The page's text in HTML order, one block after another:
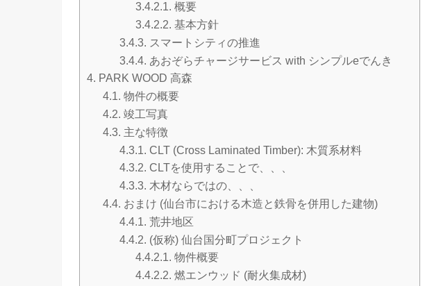
3.4.2.1. 概要
3.4.2.2. 基本方針
3.4.3. スマートシティの推進
3.4.4. あおぞらチャージサービス with シンプルeでんき
4. PARK WOOD 高森
4.1. 物件の概要
4.2. 竣工写真
4.3. 主な特徴
4.3.1. CLT (Cross Laminated Timber): 木質系材料
4.3.2. CLTを使用することで、、、
4.3.3. 木材ならではの、、、
4.4. おまけ (仙台市における木造と鉄骨を併用した建物)
4.4.1. 荒井地区
4.4.2. (仮称) 仙台国分町プロジェクト
4.4.2.1. 物件概要
4.4.2.2. 燃エンウッド (耐火集成材)